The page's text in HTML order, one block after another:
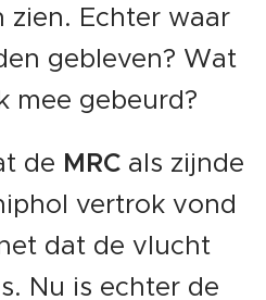
zien. Echter waar
gebleven? Wat
mee gebeurd?
de MRCals zijnde
vertrok vond
dat de vlucht
Nu is echter de